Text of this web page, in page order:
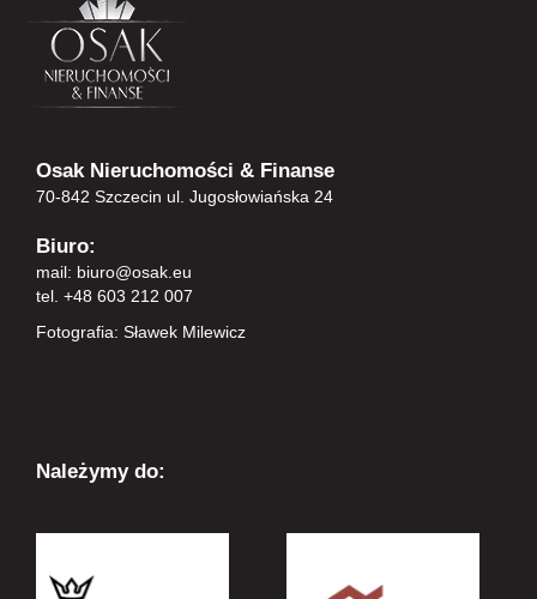
Osak Nieruchomości & Finanse
70-842 Szczecin ul. Jugosłowiańska 24
Biuro:
mail: biuro@osak.eu
tel. +48 603 212 007
Fotografia: Sławek Milewicz
Należymy do: